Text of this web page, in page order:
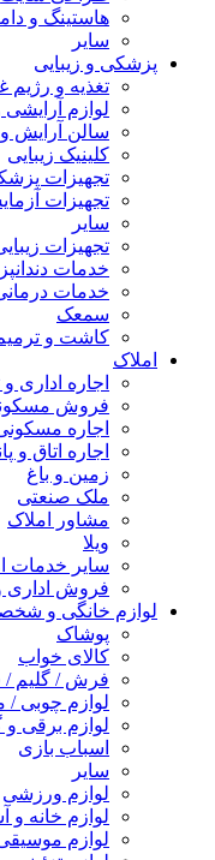
هاستینگ و
سایر
پزشکی و زیبایی
تغذیه و رژیم
لوازم
سالن آرایش و
کلینیک زیبایی
تجهیزات
تجهیزات
سایر
تجهیزات
خدمات
خدمات
سمعک
کاشت و
املاک
اجاره اداری
فروش
اجاره
اجاره اتاق و
زمین و باغ
ملک صنعتی
مشاور املاک
ویلا
سایر خدمات
فروش اداری
لوازم خانگی و
پوشاک
کالای خواب
فرش / گلیم /
لوازم چوبی /
لوازم برقی و
اسباب بازی
سایر
لوازم ورزشی
لوازم خانه و
لوازم